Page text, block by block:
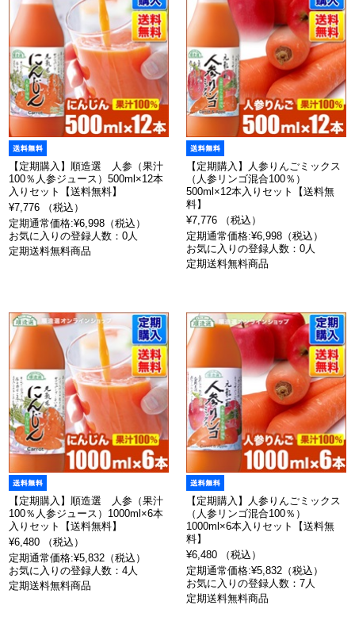
【定期購入】順造選 人参（果汁
100％人参ジュース）500ml×12本
入りセット【送料無料】
¥7,776 （税込）
定期通常価格:¥6,998（税込）
お気に入りの登録人数：0人
定期送料無料商品
【定期購入】人参りんごミックス
（人参リンゴ混合100％）
500ml×12本入りセット【送料無
料】
¥7,776 （税込）
定期通常価格:¥6,998（税込）
お気に入りの登録人数：0人
定期送料無料商品
【定期購入】順造選 人参（果汁
100％人参ジュース）1000ml×6本
入りセット【送料無料】
¥6,480 （税込）
定期通常価格:¥5,832（税込）
お気に入りの登録人数：4人
定期送料無料商品
【定期購入】人参りんごミックス
（人参リンゴ混合100％）
1000ml×6本入りセット【送料無
料】
¥6,480 （税込）
定期通常価格:¥5,832（税込）
お気に入りの登録人数：7人
定期送料無料商品